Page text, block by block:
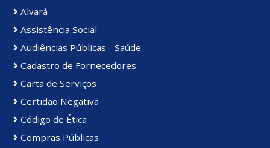
Alvará
Assistência Social
Audiências Públicas - Saúde
Cadastro de Fornecedores
Carta de Serviços
Certidão Negativa
Código de Ética
Compras Públicas